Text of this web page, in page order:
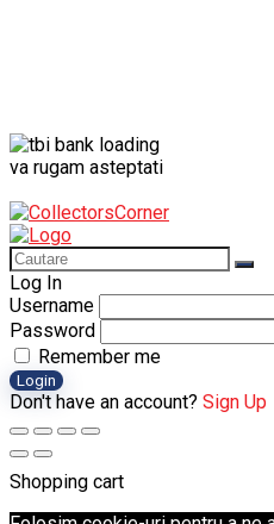
va rugam asteptati
Log In
Username
Password
Remember me
Login
Don't have an account? Sign Up
Shopping cart